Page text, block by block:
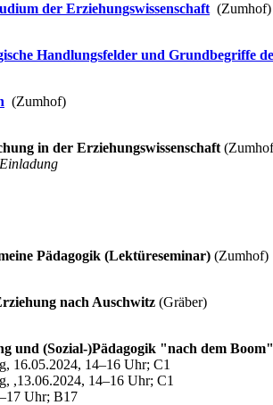
der Erziehungswissenschaft (Zumhof)
Handlungsfelder und Grundbegriffe
(Zumhof)
in der Erziehungswissenschaft
Einladung
Pädagogik (Lektüreseminar) (Zumhof)
nach Auschwitz (Gräber)
und (Sozial-)Pädagogik "nach dem
16.05.2024, 14–16 Uhr; C1
,13.06.2024, 14–16 Uhr; C1
Uhr; B17